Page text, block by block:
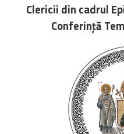
RISORSE
Gli
Clericii din cadrul
Conferință